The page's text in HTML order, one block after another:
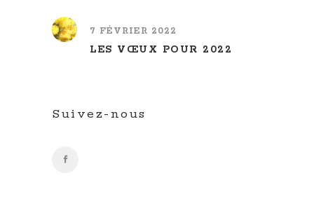
7 FÉVRIER 2022
LES VŒUX POUR 2022
Suivez-nous